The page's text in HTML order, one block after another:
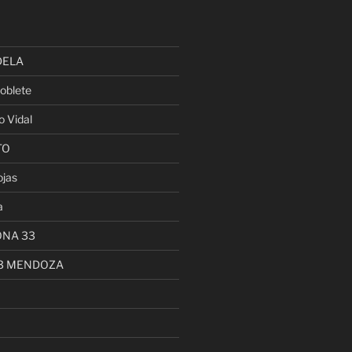
Vidal
33
MENDOZA